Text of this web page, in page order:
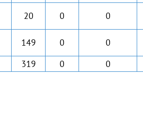
20 0
0
149 0
0
319 0 0